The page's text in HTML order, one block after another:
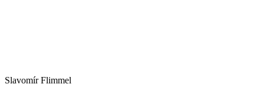
Slavomír Flimmel